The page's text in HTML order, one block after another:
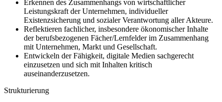
Erkennen des Zusammenhangs von wirtschaftlicher
Leistungskraft der Unternehmen, individueller
Existenzsicherung und sozialer Verantwortung aller Akteure.
Reflektieren fachlicher, insbesondere ökonomischer Inhalte
der berufsbezogenen Fächer/Lernfelder im Zusammenhang
mit Unternehmen, Markt und Gesellschaft.
Entwickeln der Fähigkeit, digitale Medien sachgerecht
einzusetzen und sich mit Inhalten kritisch
auseinanderzusetzen.
Strukturierung